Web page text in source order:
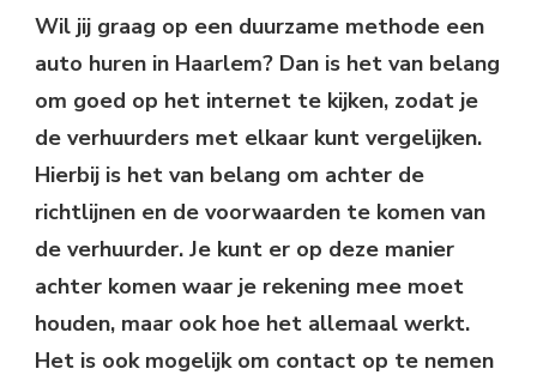
Wil jij graag op een duurzame methode een
auto huren in Haarlem? Dan is het van belang
om goed op het internet te kijken, zodat je
de verhuurders met elkaar kunt vergelijken.
Hierbij is het van belang om achter de
richtlijnen en de voorwaarden te komen van
de verhuurder. Je kunt er op deze manier
achter komen waar je rekening mee moet
houden, maar ook hoe het allemaal werkt.
Het is ook mogelijk om contact op te nemen